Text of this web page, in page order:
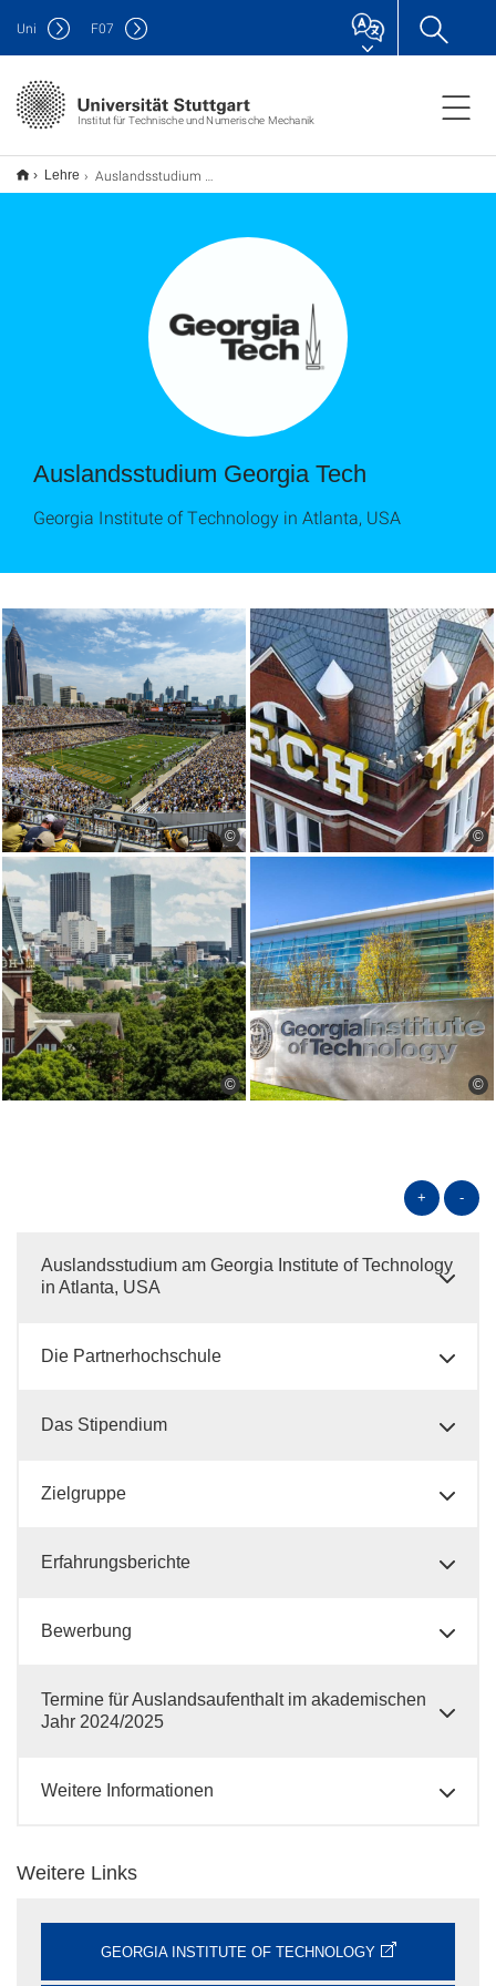
Institut für Technische und Numerische Mechanik
Uni F07
Lehre Auslandsstudium Georgia Tech
Auslandsstudium Georgia Tech
Georgia Institute of Technology in Atlanta, USA
© ©
© ©
+ -
Auslandsstudium am Georgia Institute of Technology
in Atlanta, USA
Die Partnerhochschule
Das Stipendium
Zielgruppe
Erfahrungsberichte
Bewerbung
Termine für Auslandsaufenthalt im akademischen
Jahr 2024/2025
Weitere Informationen
Weitere Links
GEORGIA INSTITUTE OF TECHNOLOGY